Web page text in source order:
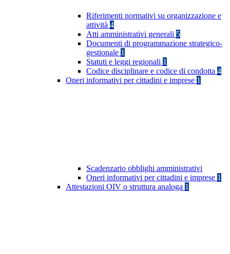
Riferimenti normativi su organizzazione e
attività 4
Atti amministrativi generali 5
Documenti di programmazione strategico-
gestionale 1
Statuti e leggi regionali 1
Codice disciplinare e codice di condotta 4
Oneri informativi per cittadini e imprese 1
Scadenzario obblighi amministrativi
Oneri informativi per cittadini e imprese 1
Attestazioni OIV o struttura analoga 1